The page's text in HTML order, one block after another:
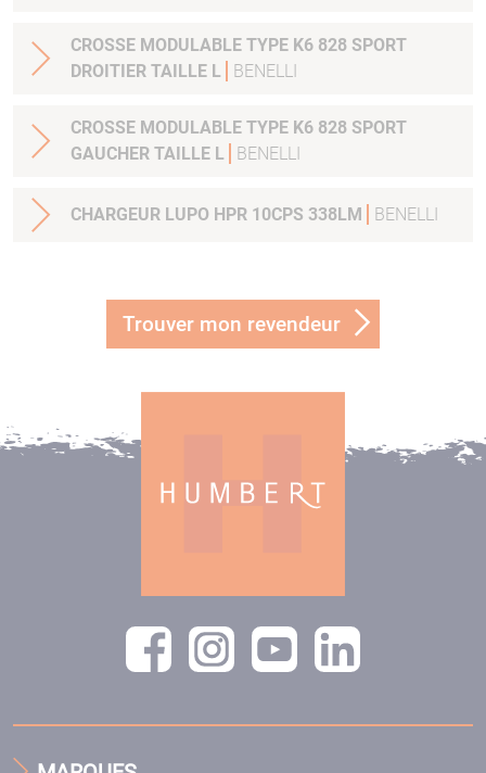
CROSSE MODULABLE TYPE K6 828 SPORT
DROITIER TAILLE L
BENELLI
CROSSE MODULABLE TYPE K6 828 SPORT
GAUCHER TAILLE L
BENELLI
CHARGEUR LUPO HPR 10CPS 338LM BENELLI
Trouver mon revendeur